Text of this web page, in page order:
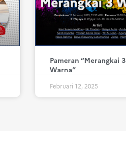
Pameran “Merangkai 3
Warna”
Februari 12, 2025